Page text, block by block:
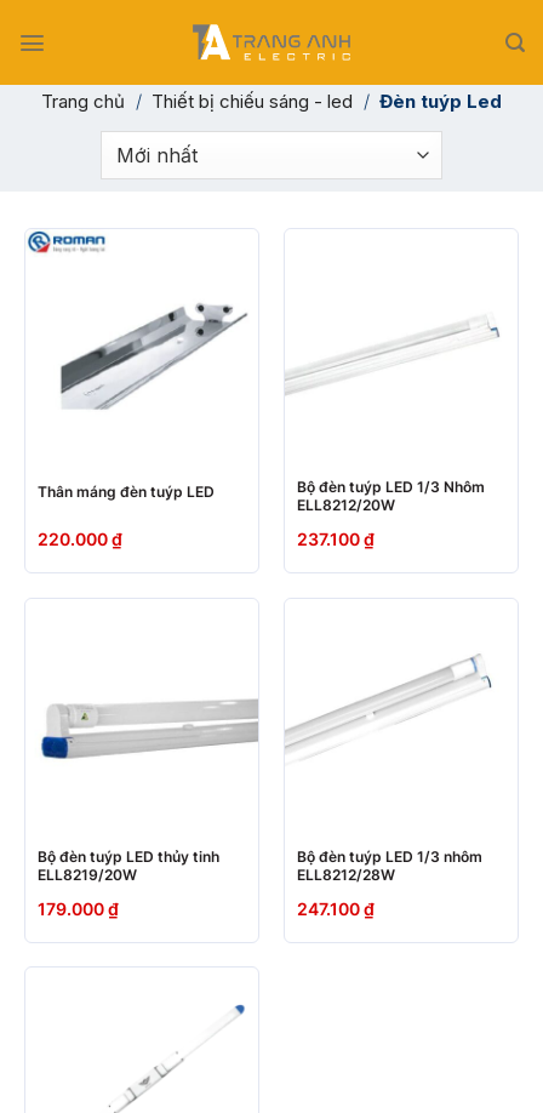
Trang chủ / Thiết bị chiếu sáng - led / Đèn tuýp Led
Thân máng đèn tuýp LED
220.000₫
Bộ đèn tuýp LED 1/3 Nhôm
ELL8212/20W
237.100₫
Bộ đèn tuýp LED thủy tinh
ELL8219/20W
179.000₫
Bộ đèn tuýp LED 1/3 nhôm
ELL8212/28W
247.100₫